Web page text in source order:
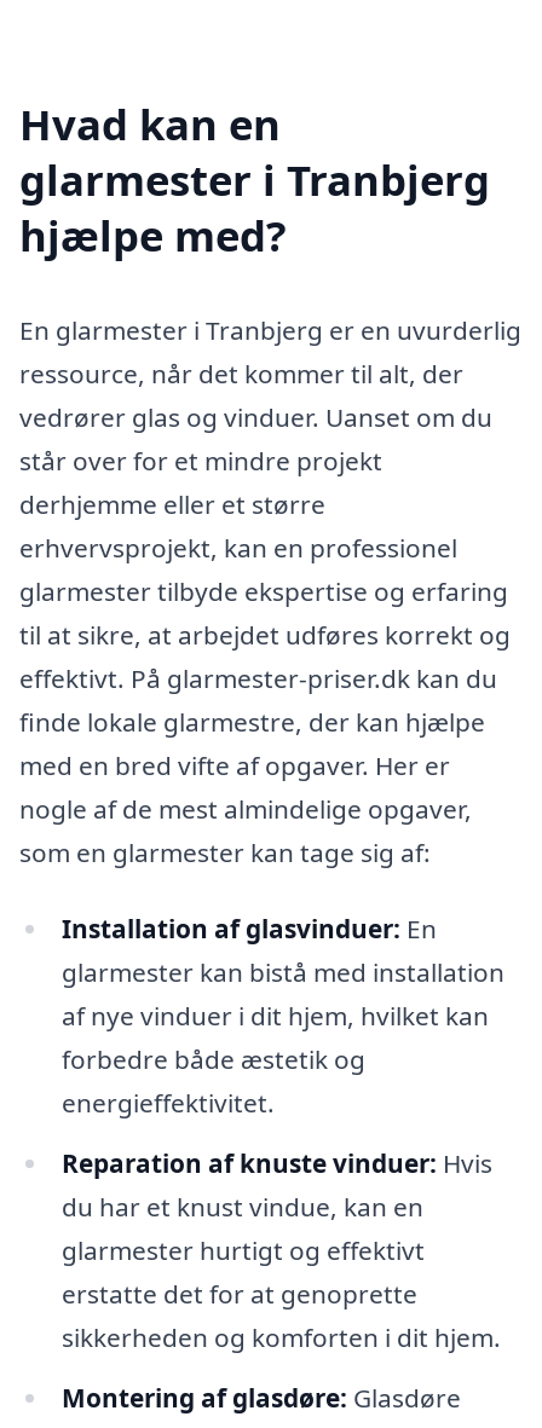
Hvad kan en
glarmester i Tranbjerg
hjælpe med?
En glarmester i Tranbjerg er en uvurderlig
ressource, når det kommer til alt, der
vedrører glas og vinduer. Uanset om du
står over for et mindre projekt
derhjemme eller et større
erhvervsprojekt, kan en professionel
glarmester tilbyde ekspertise og erfaring
til at sikre, at arbejdet udføres korrekt og
effektivt. På glarmester-priser.dk kan du
finde lokale glarmestre, der kan hjælpe
med en bred vifte af opgaver. Her er
nogle af de mest almindelige opgaver,
som en glarmester kan tage sig af:
Installation af glasvinduer: En
glarmester kan bistå med installation
af nye vinduer i dit hjem, hvilket kan
forbedre både æstetik og
energieffektivitet.
Reparation af knuste vinduer: Hvis
du har et knust vindue, kan en
glarmester hurtigt og effektivt
erstatte det for at genoprette
sikkerheden og komforten i dit hjem.
Montering af glasdøre: Glasdøre